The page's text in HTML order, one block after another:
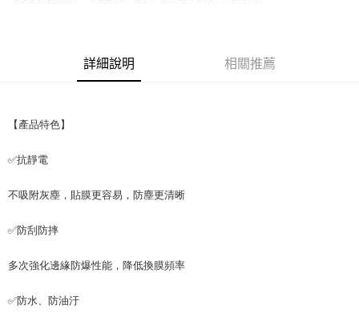
付款後7-11取貨
每筆NT$100，滿NT$990(含以上)免運費
詳細說明 相關推薦
【產品特色】
✅抗靜電
不吸附灰塵，貼膜更容易，防塵更清晰
✅防刮防摔
多次強化邊緣防爆性能，降低換膜頻率
✅防水、防油汙